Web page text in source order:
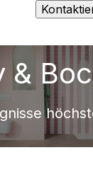
&